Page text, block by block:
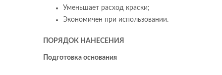
Уменьшает расход краски;
Экономичен при использовании.
ПОРЯДОК НАНЕСЕНИЯ
Подготовка основания